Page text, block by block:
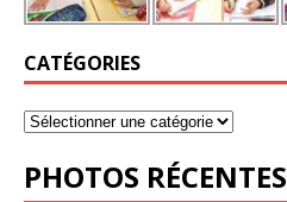
CATÉGORIES
PHOTOS RÉCENTES